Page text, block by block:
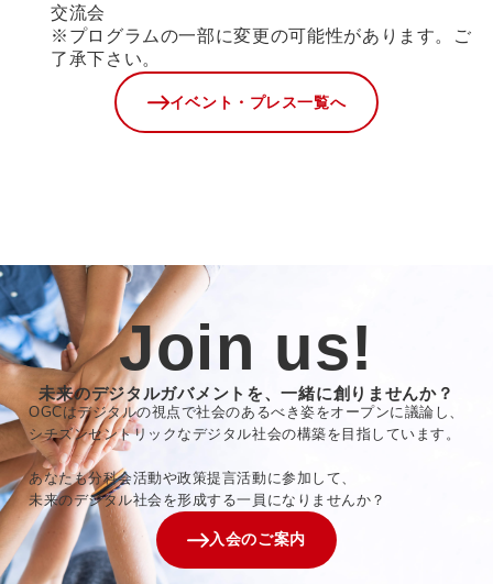
交流会
※プログラムの一部に変更の可能性があります。ご
了承下さい。
イベント・プレス一覧へ
Join us!
未来のデジタルガバメントを、一緒に創りませんか？
OGCはデジタルの視点で社会のあるべき姿をオープンに議論し、
シチズンセントリックなデジタル社会の構築を目指しています。
あなたも分科会活動や政策提言活動に参加して、
未来のデジタル社会を形成する一員になりませんか？
入会のご案内